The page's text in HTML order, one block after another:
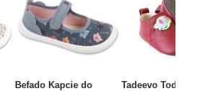
Befado Kapcie do
Tadeevo Toddler